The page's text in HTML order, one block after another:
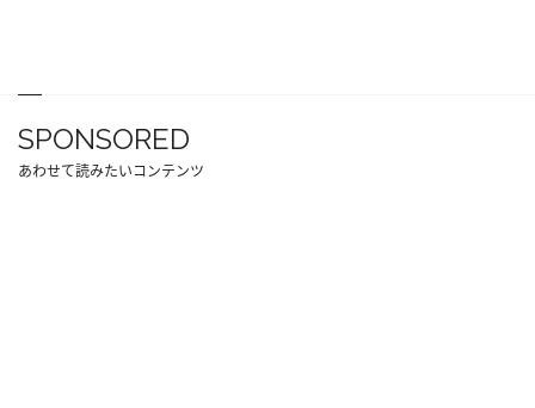
SPONSORED
あわせて読みたいコンテンツ